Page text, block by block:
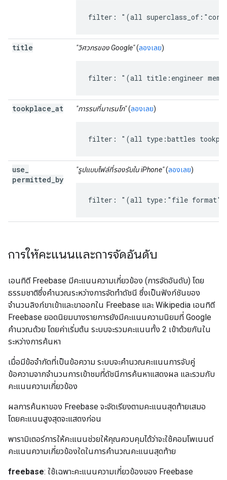
filter: "(all
title "วิศวกรของ Google"(ลองเลย)
filter: "(all title:engineer
tookplace at "การรบที่มาเรนโก"(ลองเลย)
filter: "(all type:battles
use
permitted by
"รูปแบบไฟล์ที่รองรับใน iPhone"(ลองเลย)
filter: "(all type:"file format"
การให้คะแนนและการจัดอันดับ
เอนทิตี Freebase มีคะแนนความเกี่ยวข้อง (การจัดอันดับ) โดย
ธรรมชาติซึ่งคำนวณระหว่างการจัดทำดัชนี ซึ่งเป็นฟังก์ชันของ
จำนวนลิงก์ขาเข้าและขาออกใน Freebase และ Wikipedia เอนทิตี
Freebase ยอดนิยมบางรายการยังมีคะแนนความนิยมที่ Google
คำนวณด้วย โดยค่าเริ่มต้น ระบบจะรวมคะแนนทั้ง 2 เข้าด้วยกันใน
ระหว่างการค้นหา
เมื่อมีข้อจำกัดที่เป็นข้อความ ระบบจะคำนวณคะแนนการจับคู่
ข้อความจากจำนวนการเข้าชมที่ดัชนีการค้นหาแสดงผล และรวมกับ
คะแนนความเกี่ยวข้อง
ผลการค้นหาของ Freebase จะจัดเรียงตามคะแนนสุดท้ายเสมอ
โดยคะแนนสูงสุดจะแสดงก่อน
พารามิเตอร์การให้คะแนนช่วยให้คุณควบคุมได้ว่าจะใช้คอมโพเนนต์
คะแนนความเกี่ยวข้องใดในการคำนวณคะแนนสุดท้าย
freebase: ใช้เฉพาะคะแนนความเกี่ยวข้องของ Freebase